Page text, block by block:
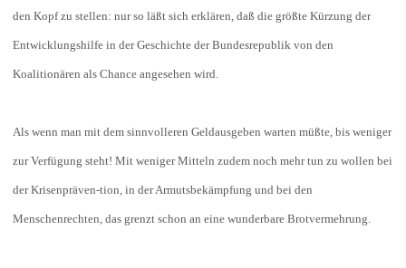
den Kopf zu stellen: nur so läßt sich erklären, daß die größte Kürzung der
Entwicklungshilfe in der Geschichte der Bundesrepublik von den
Koalitionären als Chance angesehen wird.
Als wenn man mit dem sinnvolleren Geldausgeben warten müßte, bis weniger
zur Verfügung steht! Mit weniger Mitteln zudem noch mehr tun zu wollen bei
der Krisenpräven-tion, in der Armutsbekämpfung und bei den
Menschenrechten, das grenzt schon an eine wunderbare Brotvermehrung.